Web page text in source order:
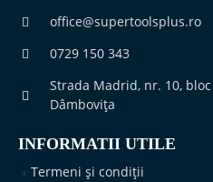
office@supertoolsplus.ro
0729 150 343
Strada Madrid, nr. 10,
Dâmbovița
INFORMATII UTILE
Termeni și condiții